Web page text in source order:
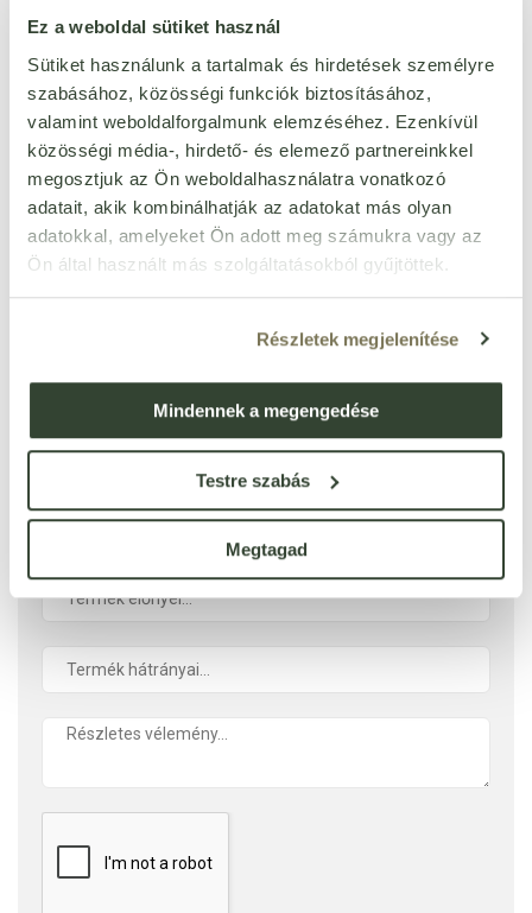
Ez a weboldal sütiket használ
Sütiket használunk a tartalmak és hirdetések személyre
szabásához, közösségi funkciók biztosításához,
valamint weboldalforgalmunk elemzéséhez. Ezenkívül
közösségi média-, hirdető- és elemező partnereinkkel
megosztjuk az Ön weboldalhasználatra vonatkozó
adatait, akik kombinálhatják az adatokat más olyan
adatokkal, amelyeket Ön adott meg számukra vagy az
Ön által használt más szolgáltatásokból gyűjtöttek.
Részletek megjelenítése
Mindennek a megengedése
Testre szabás
Megtagad
szénhidrát
ebből cukrok 25,8 g
rost
fehérje 6,8 g
só 0,46 g